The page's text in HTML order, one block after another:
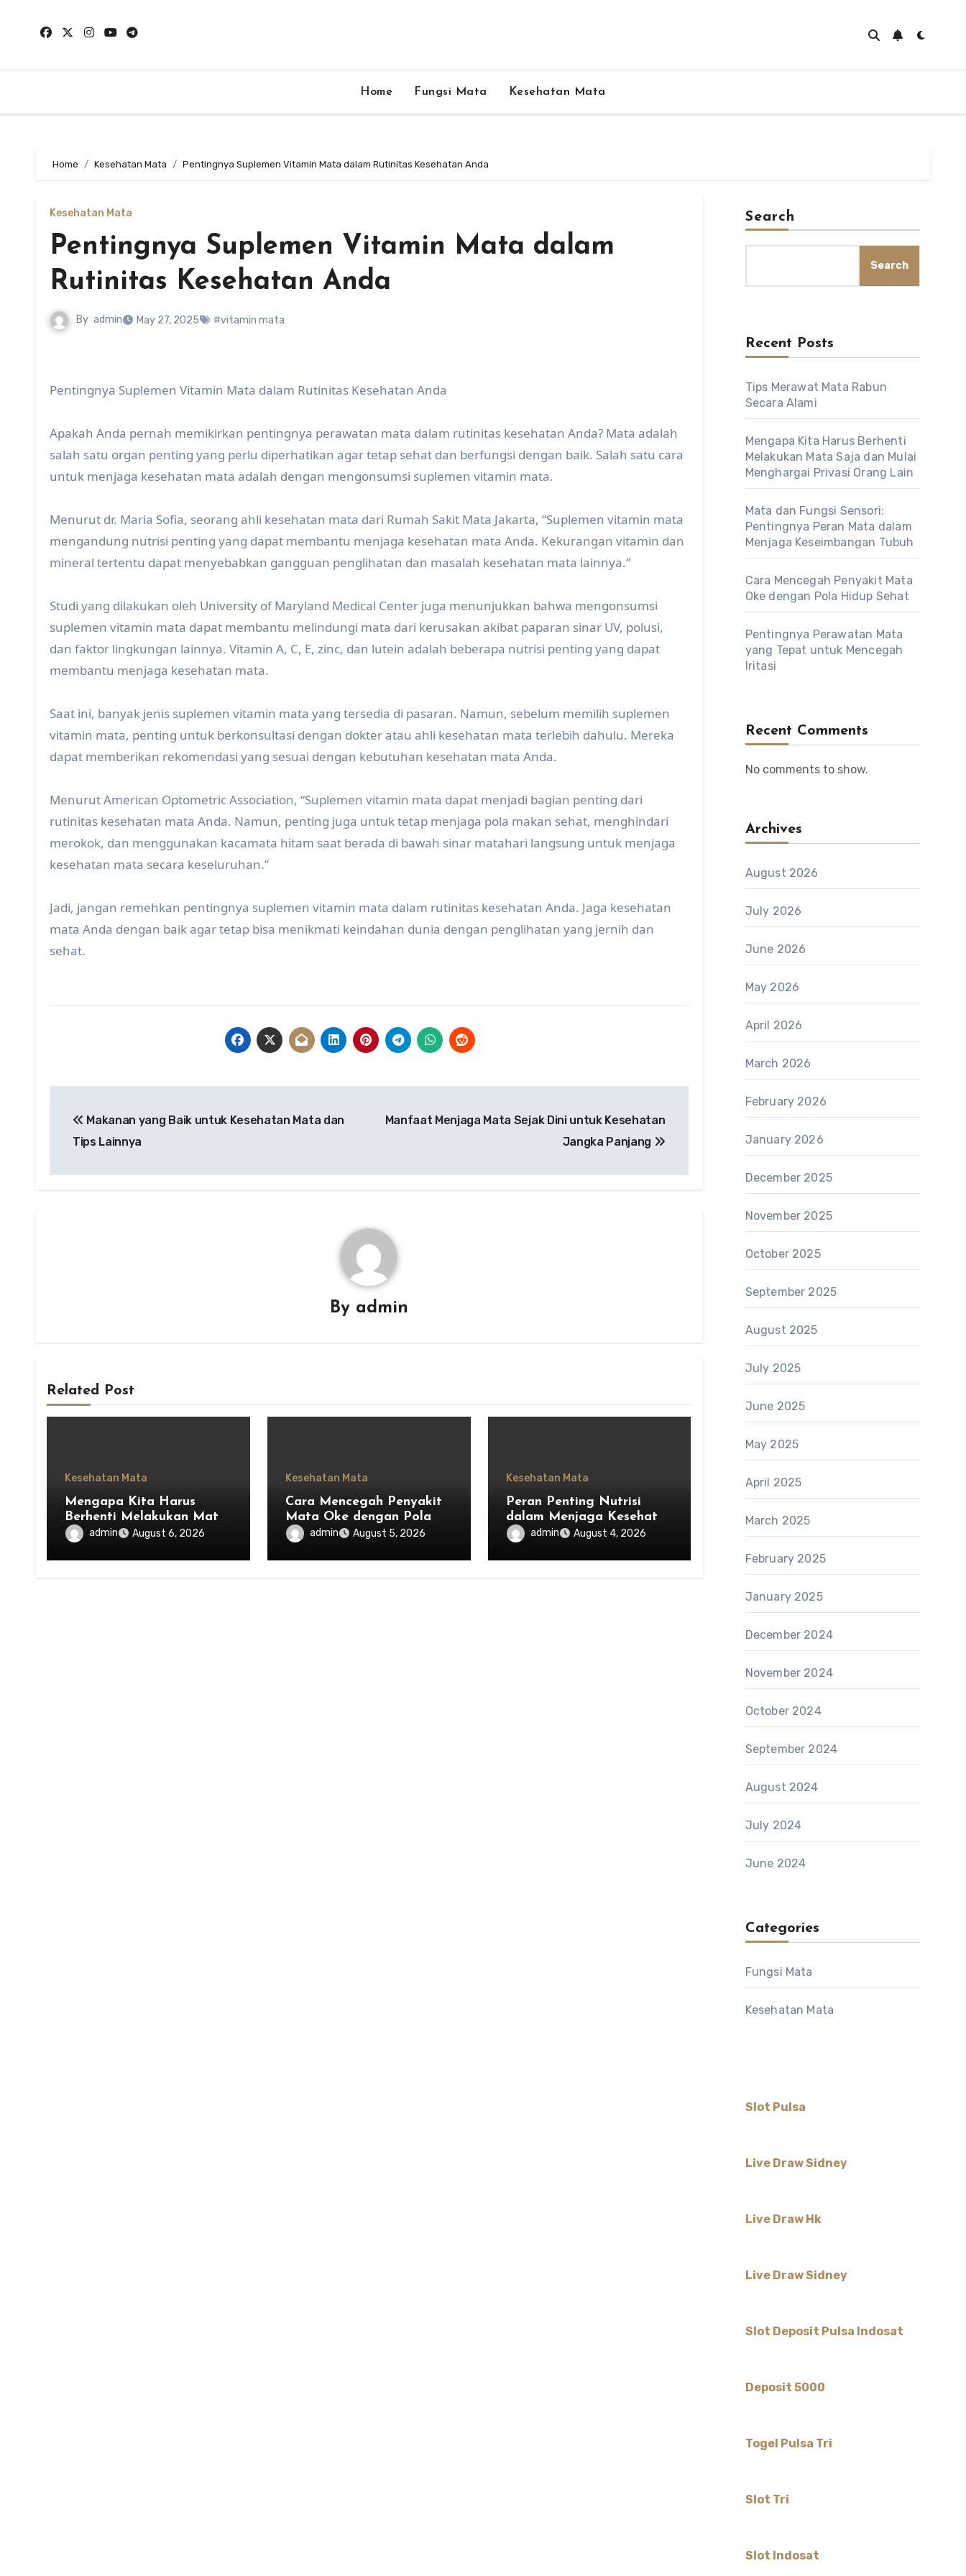
Home Fungsi Mata Kesehatan Mata
Home Kesehatan Mata Pentingnya Suplemen Vitamin Mata dalam Rutinitas Kesehatan Anda
Kesehatan Mata
Pentingnya Suplemen Vitamin Mata dalam
Rutinitas Kesehatan Anda
By admin May 27, 2025 #vitamin mata
Pentingnya Suplemen Vitamin Mata dalam Rutinitas Kesehatan Anda
Apakah Anda pernah memikirkan pentingnya perawatan mata dalam rutinitas kesehatan Anda? Mata adalah
salah satu organ penting yang perlu diperhatikan agar tetap sehat dan berfungsi dengan baik. Salah satu cara
untuk menjaga kesehatan mata adalah dengan mengonsumsi suplemen vitamin mata.
Menurut dr. Maria Sofia, seorang ahli kesehatan mata dari Rumah Sakit Mata Jakarta, “Suplemen vitamin mata
mengandung nutrisi penting yang dapat membantu menjaga kesehatan mata Anda. Kekurangan vitamin dan
mineral tertentu dapat menyebabkan gangguan penglihatan dan masalah kesehatan mata lainnya.”
Studi yang dilakukan oleh University of Maryland Medical Center juga menunjukkan bahwa mengonsumsi
suplemen vitamin mata dapat membantu melindungi mata dari kerusakan akibat paparan sinar UV, polusi,
dan faktor lingkungan lainnya. Vitamin A, C, E, zinc, dan lutein adalah beberapa nutrisi penting yang dapat
membantu menjaga kesehatan mata.
Saat ini, banyak jenis suplemen vitamin mata yang tersedia di pasaran. Namun, sebelum memilih suplemen
vitamin mata, penting untuk berkonsultasi dengan dokter atau ahli kesehatan mata terlebih dahulu. Mereka
dapat memberikan rekomendasi yang sesuai dengan kebutuhan kesehatan mata Anda.
Menurut American Optometric Association, “Suplemen vitamin mata dapat menjadi bagian penting dari
rutinitas kesehatan mata Anda. Namun, penting juga untuk tetap menjaga pola makan sehat, menghindari
merokok, dan menggunakan kacamata hitam saat berada di bawah sinar matahari langsung untuk menjaga
kesehatan mata secara keseluruhan.”
Jadi, jangan remehkan pentingnya suplemen vitamin mata dalam rutinitas kesehatan Anda. Jaga kesehatan
mata Anda dengan baik agar tetap bisa menikmati keindahan dunia dengan penglihatan yang jernih dan
sehat.
navigation
Makanan yang Baik untuk Kesehatan Mata dan
Tips Lainnya
Manfaat Menjaga Mata Sejak Dini untuk Kesehatan
Jangka Panjang
By admin
Related Post
Kesehatan Mata
Mengapa Kita Harus
Berhenti Melakukan Mata
Saja dan Mulai
Menghargai Privasi Orang
Lain
admin August 6, 2026
Kesehatan Mata
Cara Mencegah Penyakit
Mata Oke dengan Pola
Hidup Sehat
admin August 5, 2026
Kesehatan Mata
Peran Penting Nutrisi
dalam Menjaga Kesehatan
Mataadmin August 4, 2026
Search
Search
Recent Posts
Tips Merawat Mata Rabun
Secara Alami
Mengapa Kita Harus Berhenti
Melakukan Mata Saja dan Mulai
Menghargai Privasi Orang Lain
Mata dan Fungsi Sensori:
Pentingnya Peran Mata dalam
Menjaga Keseimbangan Tubuh
Cara Mencegah Penyakit Mata
Oke dengan Pola Hidup Sehat
Pentingnya Perawatan Mata
yang Tepat untuk Mencegah
Iritasi
Recent Comments
No comments to show.
Archives
August 2026
July 2026
June 2026
May 2026
April 2026
March 2026
February 2026
January 2026
December 2025
November 2025
October 2025
September 2025
August 2025
July 2025
June 2025
May 2025
April 2025
March 2025
February 2025
January 2025
December 2024
November 2024
October 2024
September 2024
August 2024
July 2024
June 2024
Categories
Fungsi Mata
Kesehatan Mata
Slot Pulsa
Live Draw Sidney
Live Draw Hk
Live Draw Sidney
Slot Deposit Pulsa Indosat
Deposit 5000
Togel Pulsa Tri
Slot Tri
Slot Indosat